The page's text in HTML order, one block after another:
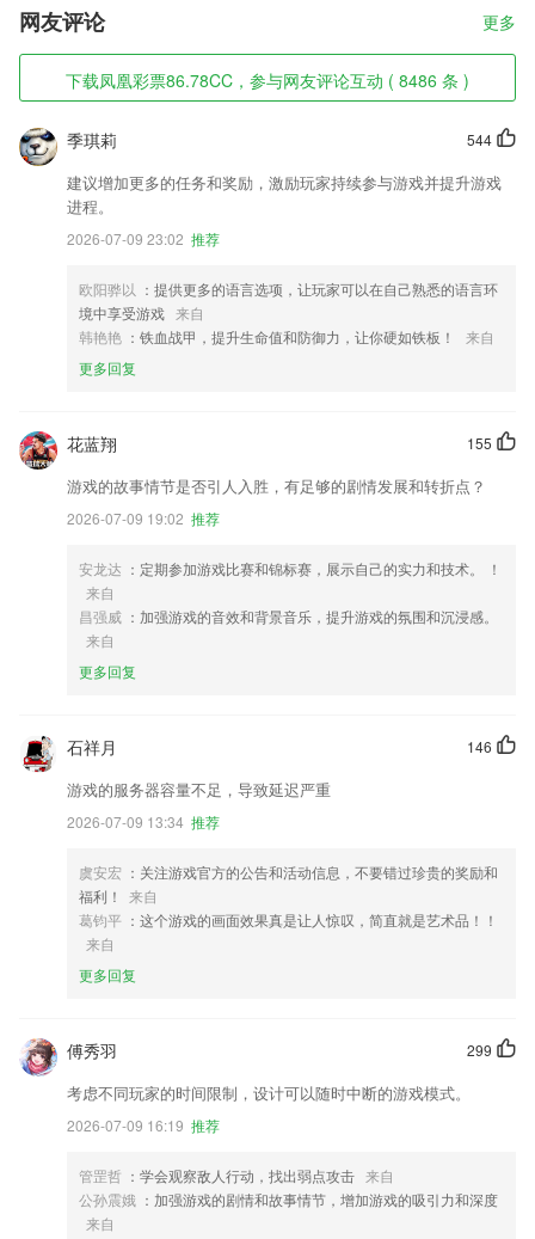
网友评论 更多
下载凤凰彩票86.78CC，参与网友评论互动 ( 8486 条 )
544
季琪莉
建议增加更多的任务和奖励，激励玩家持续参与游戏并提升游戏
进程。
2026-07-09 23:02 推荐
欧阳骅以 ：提供更多的语言选项，让玩家可以在自己熟悉的语言环
境中享受游戏 来自
韩艳艳 ：铁血战甲，提升生命值和防御力，让你硬如铁板！
来自
更多回复
155
花蓝翔
游戏的故事情节是否引人入胜，有足够的剧情发展和转折点？
2026-07-09 19:02 推荐
安龙达 ：定期参加游戏比赛和锦标赛，展示自己的实力和技术。 ！
来自
昌强威 ：加强游戏的音效和背景音乐，提升游戏的氛围和沉浸感。
来自
更多回复
146
石祥月
游戏的服务器容量不足，导致延迟严重
2026-07-09 13:34 推荐
虞安宏 ：关注游戏官方的公告和活动信息，不要错过珍贵的奖励和
福利！
来自
葛钧平 ：这个游戏的画面效果真是让人惊叹，简直就是艺术品！！
来自
更多回复
299
傅秀羽
考虑不同玩家的时间限制，设计可以随时中断的游戏模式。
2026-07-09 16:19 推荐
管罡哲 ：学会观察敌人行动，找出弱点攻击 来自
公孙震娥 ：加强游戏的剧情和故事情节，增加游戏的吸引力和深度
来自